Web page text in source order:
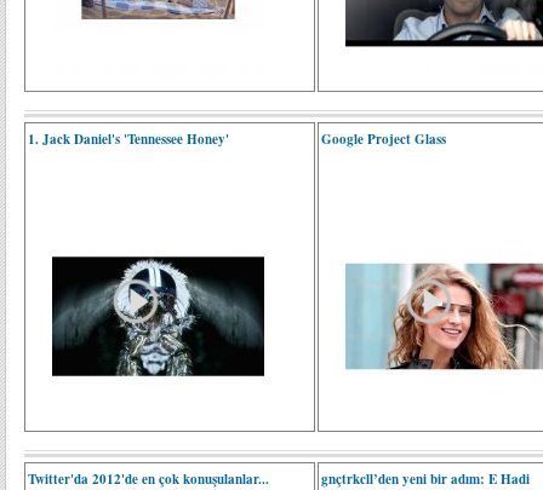
1. Jack Daniel's 'Tennessee Honey' Google Project Glass
Twitter'da 2012'de en çok konuşulanlar... gnçtrkcll’den yeni bir adım: E Hadi